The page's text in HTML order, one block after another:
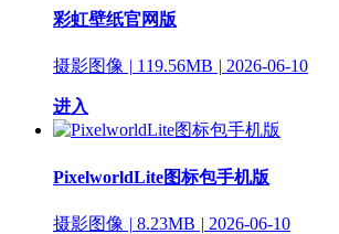
彩虹壁纸官网版
摄影图像 119.56MB 2026-06-10
进入
PixelworldLite图标包手机版
摄影图像 | 8.23MB | 2026-06-10